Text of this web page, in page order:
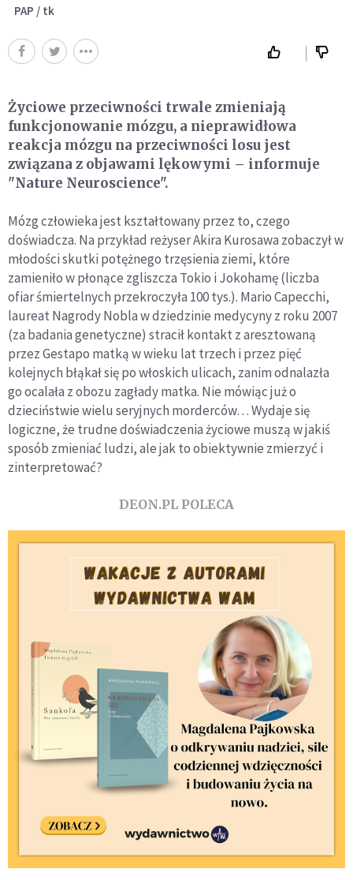
PAP / tk
Życiowe przeciwności trwale zmieniają
funkcjonowanie mózgu, a nieprawidłowa
reakcja mózgu na przeciwności losu jest
związana z objawami lękowymi – informuje
"Nature Neuroscience".
Mózg człowieka jest kształtowany przez to, czego
doświadcza. Na przykład reżyser Akira Kurosawa zobaczył w
młodości skutki potężnego trzęsienia ziemi, które
zamieniło w płonące zgliszcza Tokio i Jokohamę (liczba
ofiar śmiertelnych przekroczyła 100 tys.). Mario Capecchi,
laureat Nagrody Nobla w dziedzinie medycyny z roku 2007
(za badania genetyczne) stracił kontakt z aresztowaną
przez Gestapo matką w wieku lat trzech i przez pięć
kolejnych błąkał się po włoskich ulicach, zanim odnalazła
go ocalała z obozu zagłady matka. Nie mówiąc już o
dzieciństwie wielu seryjnych morderców… Wydaje się
logiczne, że trudne doświadczenia życiowe muszą w jakiś
sposób zmieniać ludzi, ale jak to obiektywnie zmierzyć i
zinterpretować?
DEON.PL POLECA